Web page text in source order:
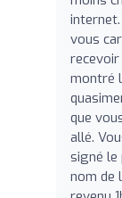
vous
recevoir
montré
que
allé.
signé le
nom de